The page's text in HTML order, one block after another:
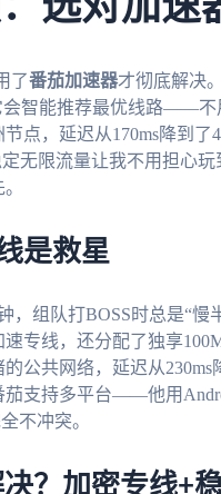
了番茄加速器才彻底解决
会智能推荐最优线路——不
点，延迟从170ms降到了
无限流量让我不用担心
是救星
，组队打BOSS时总是“慢
专线，还分配了独享
公共网络，延迟从230ms
支持多平台——他用
不冲突。
？加密专线+